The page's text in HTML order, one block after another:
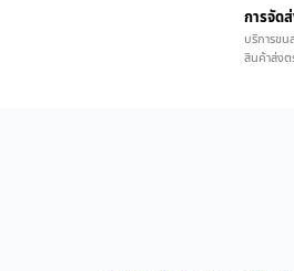
การจัด
บริการขน
สินค้าส่งต